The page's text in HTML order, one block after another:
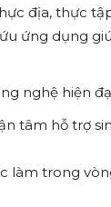
địa, thực
ứng dụng
nghệ hiện
tâm hỗ trợ
làm trong